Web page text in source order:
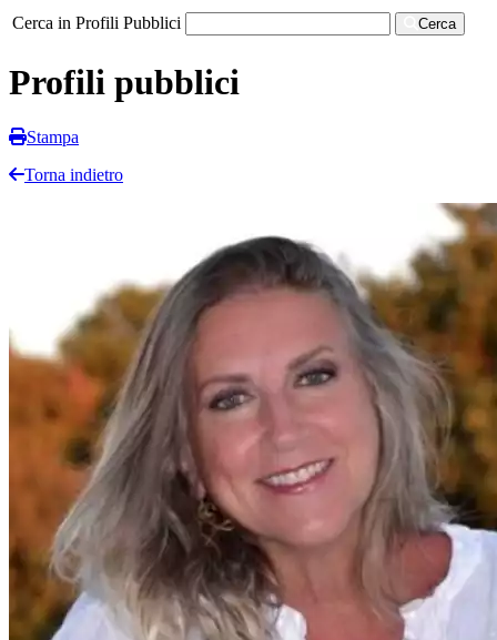
Cerca in Profili Pubblici Cerca
Profili pubblici
Stampa
Torna indietro